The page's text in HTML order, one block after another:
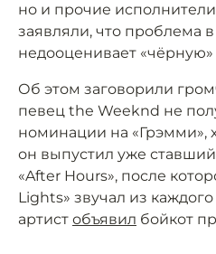
но и прочие
заявляли, что проблема в
недооценивает
Об этом заговорили
певец the Weeknd не
номинации на «Грэмми»,
он выпустил уже
«After Hours», после
Lights» звучал из
артист объявил бойкот